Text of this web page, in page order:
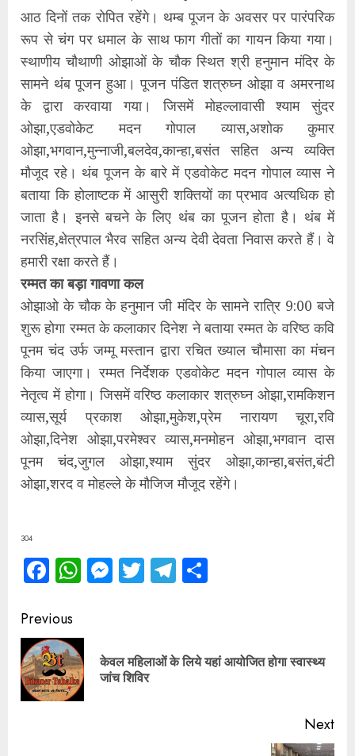
आठ दिनों तक रोपित रहेंगे। थम्ब पूजन के अवसर पर पारंपरिक
रूप से चंग पर धमाल के साथ फाग गीतों का गायन किया गया।
स्थाणीय चौथाणी ओझाओं के चौक स्थित श्री हनुमान मंदिर के
सामने थंब पूजन हुआ। पूजन पंडित शत्रुघ्न ओझा व अमरनाथ
के द्वारा करवाया गया। जिसमें मोहल्लावासी श्याम सुंदर
ओझा,एडवोकेट मदन गोपाल व्यास,अशोक कुमार
ओझा,भगवान,मुन्नाजी,बलदेव,कान्हा,बसंत सहित अन्य व्यक्ति
मौजूद रहे। थंब पूजन के बारे में एडवोकेट मदन गोपाल व्यास ने
बताया कि होलाष्टक में आसुरी शक्तियों का प्रभाव अत्यधिक हो
जाता है। इनसे बचने के लिए थंब का पूजन होता है। थंब में
नरसिंह,क्षेत्रपाल भैरव सहित अन्य देवी देवता निवास करते हैं। वे
हमारी रक्षा करते हैं।
रम्मत का बड़ा गावणा कल
ओझाओ के चौक के हनुमान जी मंदिर के सामने रात्रि 9:00 बजे
शुरू होगा रम्मत के कलाकार दिनेश ने बताया रम्मत के वरिष्ठ कवि
पूनम चंद उर्फ जम्मू मस्तान द्वारा रचित ख्याल चौमासा का मंचन
किया जाएगा। रम्मत निर्देशक एडवोकेट मदन गोपाल व्यास के
नेतृत्व में होगा। जिसमें वरिष्ठ कलाकार शत्रुघ्न ओझा,रामकिशन
व्यास,सूर्य प्रकाश ओझा,मुकेश,प्रेम नारायण चूरा,रवि
ओझा,दिनेश ओझा,परमेश्वर व्यास,मनमोहन ओझा,भगवान दास
पूनम चंद,जुगल ओझा,श्याम सुंदर ओझा,कान्हा,बसंत,बंटी
ओझा,शरद व मोहल्ले के मौजिज मौजूद रहेंगे।
304
Facebook
WhatsApp
Messenger
TwitterTelegram
Continue
Reading
Previous
केवल महिलाओं के लिये यहां आयोजित होगा स्वास्थ्य
जांच शिविर
Next